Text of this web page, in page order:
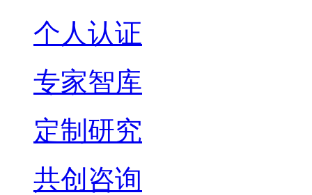
个人认证
专家智库
定制研究
共创咨询